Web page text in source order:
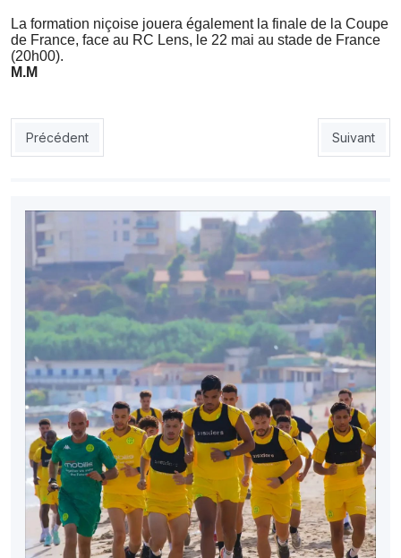
La formation niçoise jouera également la finale de la Coupe
de France, face au RC Lens, le 22 mai au stade de France
(20h00).
M.M
Article précédent : Coupe du Monde: tout sur la préparation
Précédent Article
Suivant